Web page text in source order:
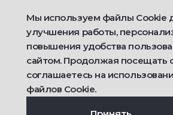
Дизайнерам
Фирменные салоны
2021 — 2026 © Estima
Политика конфиденциальности
Договор публичной оферты о
Ametist IT
Мы используем файлы Cookie
улучшения работы,
повышения удобства
сайтом. Продолжая посещать
соглашаетесь на
файлов Cookie.